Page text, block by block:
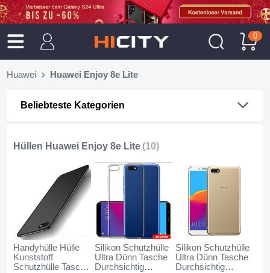
0
Huawei Huawei Enjoy 8e Lite
Beliebteste Kategorien
Hüllen Huawei Enjoy 8e Lite (10)
Handyhülle Hülle
Kunststoff
Schutzhülle Tasche
Silikon Schutzhülle
Ultra Dünn Tasche
Durchsichtig
Silikon Schutzhülle
Ultra Dünn Tasche
Durchsichtig